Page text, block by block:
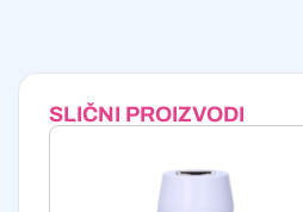
SLIČNI PROIZVODI